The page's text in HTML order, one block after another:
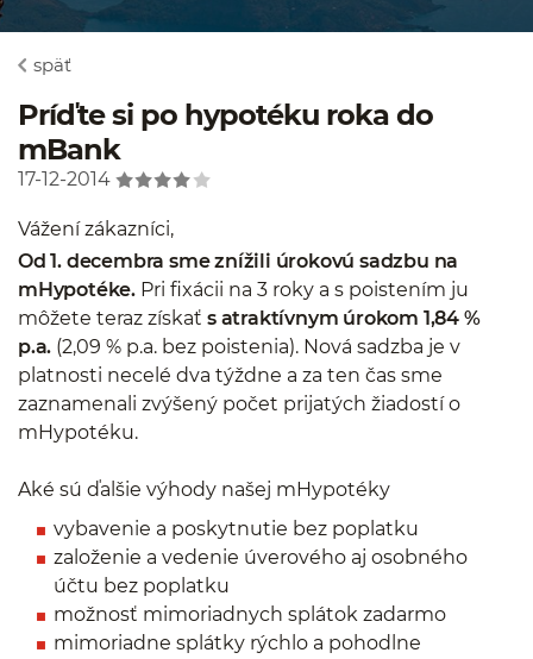
späť
Príďte si po hypotéku roka do
mBank
17-12-2014
Vážení zákazníci,
Od 1. decembra sme znížili úrokovú sadzbu na
mHypotéke. Pri fixácii na 3 roky a s poistením ju
môžete teraz získať s atraktívnym úrokom 1,84 %
p.a. (2,09 % p.a. bez poistenia). Nová sadzba je v
platnosti necelé dva týždne a za ten čas sme
zaznamenali zvýšený počet prijatých žiadostí o
mHypotéku.
Aké sú ďalšie výhody našej mHypotéky
vybavenie a poskytnutie bez poplatku
založenie a vedenie úverového aj osobného
účtu bez poplatku
možnosť mimoriadnych splátok zadarmo
mimoriadne splátky rýchlo a pohodlne